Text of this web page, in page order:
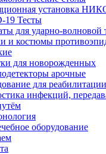
установка
19 Тесты
для ударно-волновой
и костюмы
для новорожденных
арочные
для реабилитации
инфекций,
оборудование